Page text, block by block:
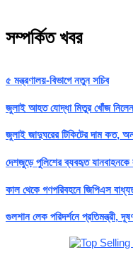
সম্পর্কিত খবর
৫ মন্ত্রণালয়-বিভাগে নতুন সচিব
জুলাই আহত যোদ্ধা মিতুর খোঁজ নিলেন
জুলাই জাদুঘরের টিকিটের দাম কত,
দেশজুড়ে পুলিশের ব্যবহৃত
কাল থেকে গণপরিবহনে জিপিএস
গুলশান লেক পরিদর্শনে প্রতিমন্ত্রী,